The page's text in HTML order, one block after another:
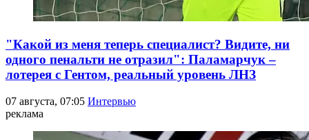
"Какой из меня теперь специалист? Видите, ни
одного пенальти не отразил": Паламарчук –
лотерея с Гентом, реальный уровень ЛНЗ
07 августа, 07:05 Интервью
реклама